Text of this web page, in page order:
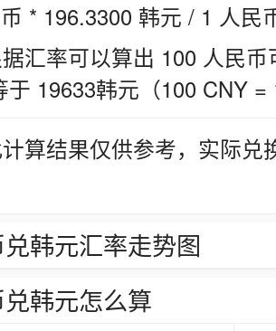
* 196.3300 韩元 / 1 人民
汇率可以算出 100 人民
于 19633韩元（100 CNY =
算结果仅供参考，实际
韩元汇率走势图
韩元怎么算